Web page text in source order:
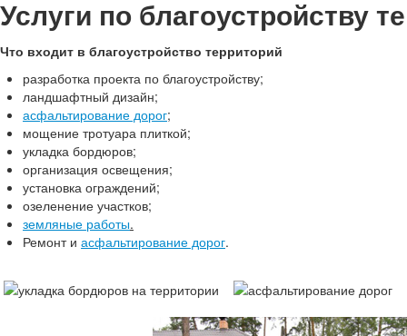
Услуги по благоустройству
Что входит в благоустройство территорий
разработка проекта по благоустройству;
ландшафтный дизайн;
асфальтирование дорог;
мощение тротуара плиткой;
укладка бордюров;
организация освещения;
установка ограждений;
озеленение участков;
земляные работы.
Ремонт и асфальтирование дорог.